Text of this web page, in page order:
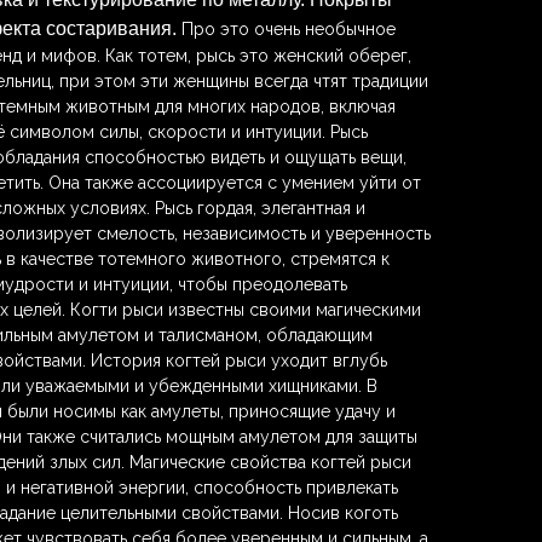
состаривания. Про это очень необычное
и мифов. Как тотем, рысь это женский оберег,
при этом эти женщины всегда чтят традиции
животным для многих народов, включая
символом силы, скорости и интуиции. Рысь
способностью видеть и ощущать вещи,
Она также ассоциируется с умением уйти от
условиях. Рысь гордая, элегантная и
смелость, независимость и уверенность
качестве тотемного животного, стремятся к
и интуиции, чтобы преодолевать
целей. Когти рыси известны своими магическими
амулетом и талисманом, обладающим
История когтей рыси уходит вглубь
уважаемыми и убежденными хищниками. В
были носимы как амулеты, приносящие удачу и
также считались мощным амулетом для защиты
злых сил. Магические свойства когтей рыси
негативной энергии, способность привлекать
целительными свойствами. Носив коготь